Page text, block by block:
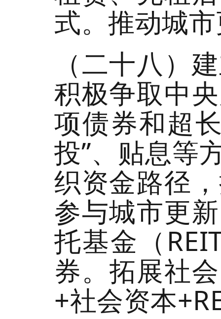
式。推动城
（二十八）
积极争取中
项债券和超
投”、贴息等
织资金路径
参与城市更
托基金（
券。拓展社
+社会资本